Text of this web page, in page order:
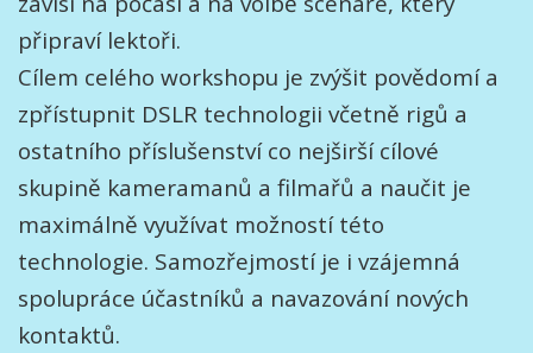
připraví lektoři.
Cílem celého workshopu je zvýšit povědomí a
zpřístupnit DSLR technologii včetně rigů a
ostatního příslušenství co nejširší cílové
skupině kameramanů a filmařů a naučit je
maximálně využívat možností této
technologie. Samozřejmostí je i vzájemná
spolupráce účastníků a navazování nových
kontaktů.